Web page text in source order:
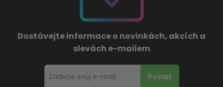
Dostávejte informace o novinkách, akcích a
slevách e-mailem